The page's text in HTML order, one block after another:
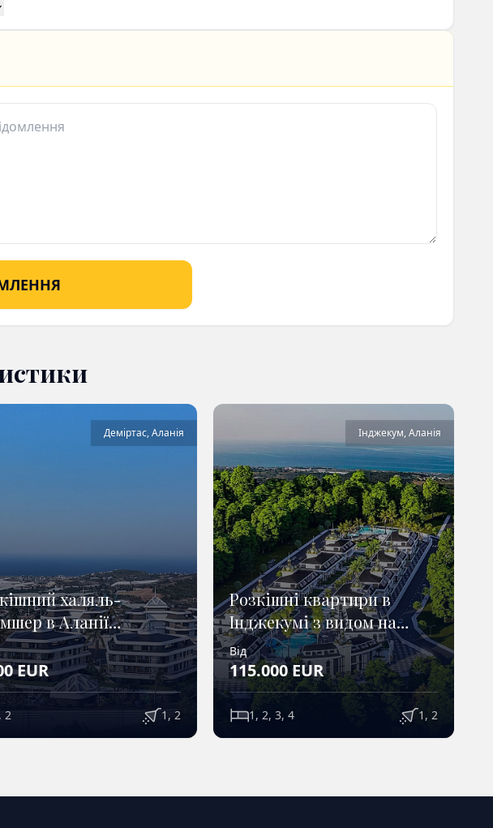
Деміртас,Аланія
халяль-
в Аланії
– Beyzade Resort
EUR
2 1, 2
Інджекум,Аланія
Розкішні квартири в
Інджекумі з видом на
море
Від
115.000EUR
1, 2, 3, 4 1, 2